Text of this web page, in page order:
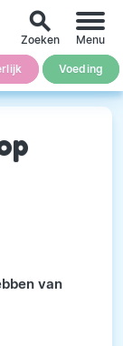
Voeding
search
Zoeken Menu
van